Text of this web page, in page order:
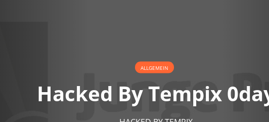
ALLGEMEIN
Hacked By Tempix